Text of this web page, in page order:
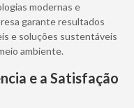
modernas e
garante resultados
e soluções sustentáveis
ambiente.
e a Satisfação